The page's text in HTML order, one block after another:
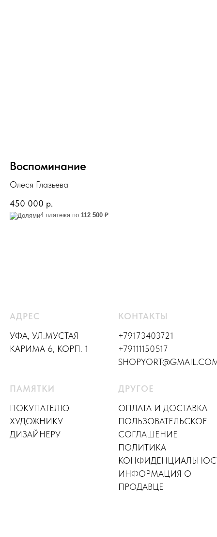
Воспоминание
Олеся Глазьева
450 000 р.
4 платежа по 112 500 ₽
АДРЕС
УФА, УЛ.МУСТАЯ
КАРИМА 6, КОРП. 1
КОНТАКТЫ
+79173403721
+79111150517
ПАМЯТКИ
ПОКУПАТЕЛЮ
ХУДОЖНИКУ
ДИЗАЙНЕРУ
ДРУГОЕ
ОПЛАТА И ДОСТАВКА
ПОЛЬЗОВАТЕЛЬСКОЕ
СОГЛАШЕНИЕ
ПОЛИТИКА
ИНФОРМАЦИЯ О
ПРОДАВЦЕ